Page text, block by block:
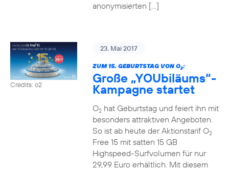
anonymisierten […]
Credits: o2
23. Mai 2017
ZUM 15. GEBURTSTAG VON O2:
Große „YOUbiläums“-
Kampagne startet
O2hat Geburtstag und feiert ihn mit
besonders attraktiven Angeboten.
So ist ab heute der Aktionstarif O2
Free 15 mit satten 15 GB
Highspeed-Surfvolumen für nur
29,99 Euro erhältlich. Mit diesem